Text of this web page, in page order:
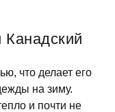
что делает его
на зиму.
и почти не